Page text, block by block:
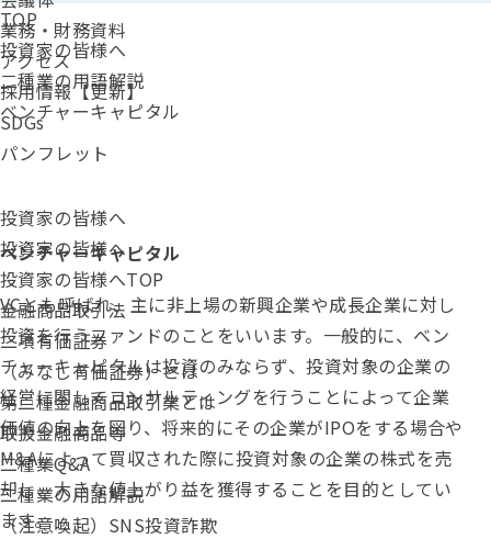
業務・財務資料
アクセス
採用情報【更新】
SDGs
パンフレット
投資家の皆様へ
投資家の皆様へ
投資家の皆様へTOP
金融商品取引法
二項有価証券
（みなし有価証券）とは
第二種金融商品取引業とは
取扱金融商品等
二種業Q&A
二種業の用語解説
（注意喚起）SNS投資詐欺
TOP
投資家の皆様へ
二種業の用語解説
ベンチャーキャピタル
ベンチャーキャピタル
VCとも呼ばれ、主に非上場の新興企業や成長企業に対し
投資を行うファンドのことをいいます。一般的に、ベン
チャーキャピタルは投資のみならず、投資対象の企業の
経営に関してコンサルティングを行うことによって企業
価値の向上を図り、将来的にその企業がIPOをする場合や
M&Aによって買収された際に投資対象の企業の株式を売
却し、大きな値上がり益を獲得することを目的としてい
ます。